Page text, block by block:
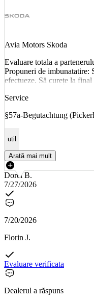
Avia Motors Skoda
Evaluare totala a
Propuneri de imbunatatire:
efectueze. Să curețe la
Service
§57a-Begutachtung
util
Arată mai mult
Dorel B.
7/27/2026
7/20/2026
Florin J.
Evaluare verificata
Dealerul a răspuns